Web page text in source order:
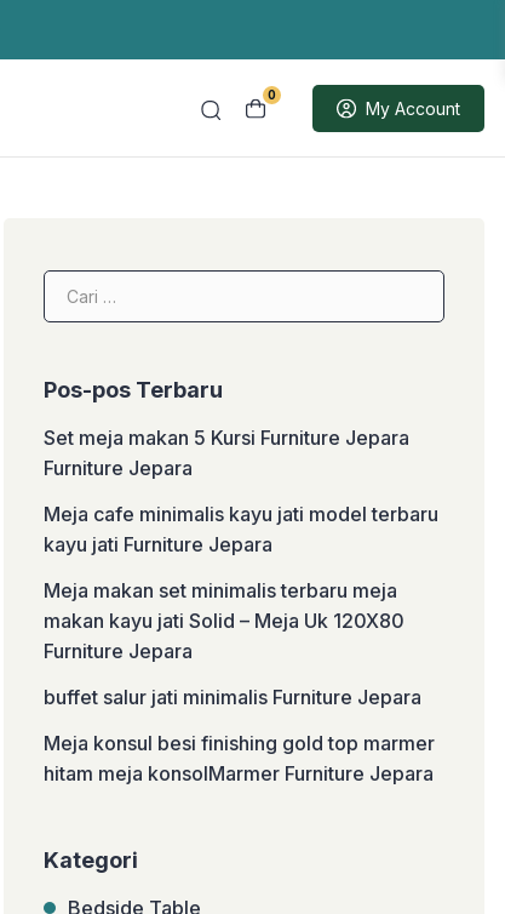
0
My Account
Cari
untuk:
Pos-pos Terbaru
Set meja makan 5 Kursi Furniture Jepara
Furniture Jepara
Meja cafe minimalis kayu jati model terbaru
kayu jati Furniture Jepara
Meja makan set minimalis terbaru meja
makan kayu jati Solid – Meja Uk 120X80
Furniture Jepara
buffet salur jati minimalis Furniture Jepara
Meja konsul besi finishing gold top marmer
hitam meja konsolMarmer Furniture Jepara
Kategori
Bedside Table